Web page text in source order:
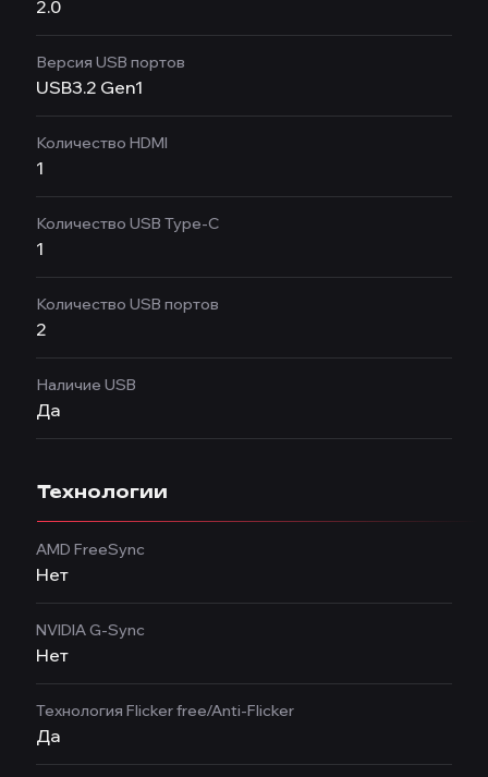
2.0
Версия USB портов
USB3.2 Gen1
Количество HDMI
1
Количество USB Type-C
1
Количество USB портов
2
Наличие USB
Да
Технологии
AMD FreeSync
Нет
NVIDIA G-Sync
Нет
Технология Flicker free/Anti-Flicker
Да